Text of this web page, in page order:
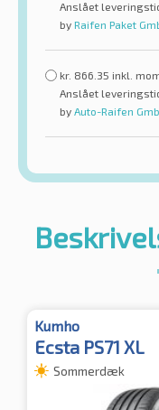
Anslået leveringstid
by Raifen Paket
kr. 866.35 inkl.
Anslået leveringstid
by Auto-Raifen
Kumho
Ecsta PS71 XL
Sommerdæk